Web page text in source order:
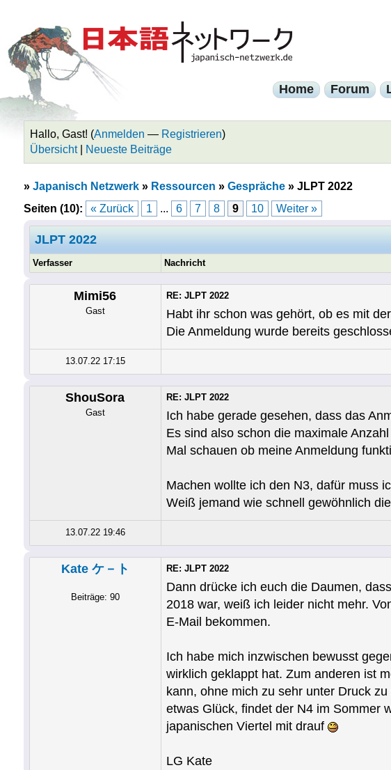
Home Forum
Hallo, Gast! (Anmelden — Registrieren)
Übersicht| Neueste Beiträge
» Japanisch Netzwerk» Ressourcen » Gespräche» JLPT 2022
Seiten (10):
« Zurück 1 ... 6 7 8 9 10 Weiter »
JLPT 2022
Verfasser Nachricht
Mimi56
Gast
RE: JLPT 2022
Habt ihr schon was gehört, ob es mit
Die Anmeldung wurde bereits
13.07.22 17:15
ShouSora
Gast
RE: JLPT 2022
Ich habe gerade gesehen, dass das
Es sind also schon die maximale
Mal schauen ob meine Anmeldung
Machen wollte ich den N3, dafür muss
Weiß jemand wie schnell gewöhnlich
13.07.22 19:46
Kate ケ－ト
Beiträge: 90
RE: JLPT 2022
Dann drücke ich euch die Daumen,
2018 war, weiß ich leider nicht mehr.
E-Mail bekommen.
Ich habe mich inzwischen bewusst
wirklich geklappt hat. Zum anderen ist
kann, ohne mich zu sehr unter Druck
etwas Glück, findet der N4 im Sommer
japanischen Viertel mit drauf
LG Kate